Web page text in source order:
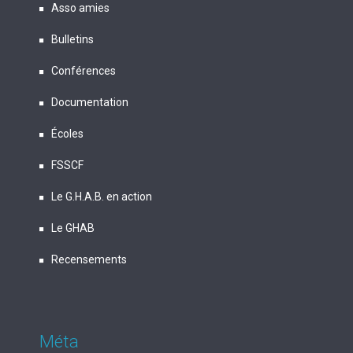
Asso amies
Bulletins
Conférences
Documentation
Écoles
FSSCF
Le G.H.A.B. en action
Le GHAB
Recensements
Méta